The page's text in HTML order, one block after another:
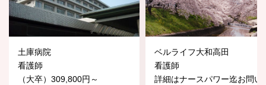
土庫病院
看護師
（大卒）309,800円～
ベルライフ大和高田
看護師
詳細はナースパワー迄お問い